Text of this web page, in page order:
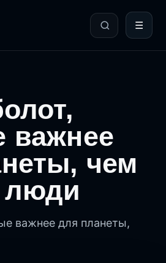
☰
важнее
чем
важнее для планеты,